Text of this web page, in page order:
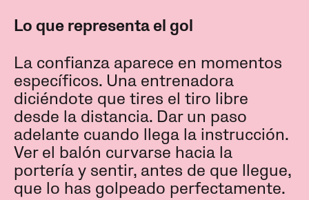
Lo que representa el gol
La confianza aparece en momentos
específicos. Una entrenadora
diciéndote que tires el tiro libre
desde la distancia. Dar un paso
adelante cuando llega la instrucción.
Ver el balón curvarse hacia la
portería y sentir, antes de que llegue,
que lo has golpeado perfectamente.